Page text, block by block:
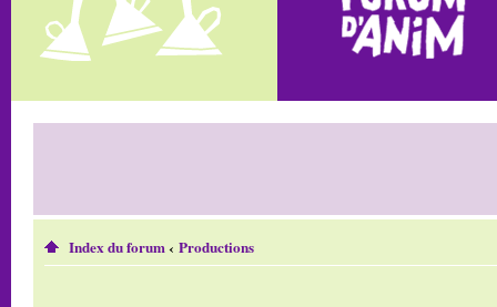
Index du forum‹ Productions